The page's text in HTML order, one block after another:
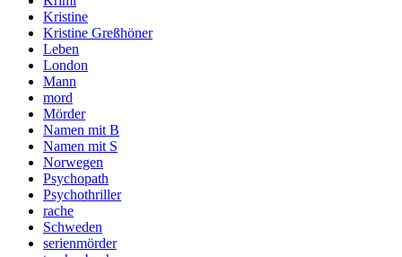
Kristine
Kristine Greßhöner
Leben
London
Mann
mord
Mörder
Namen mit B
Namen mit S
Norwegen
Psychopath
Psychothriller
rache
Schweden
serienmörder